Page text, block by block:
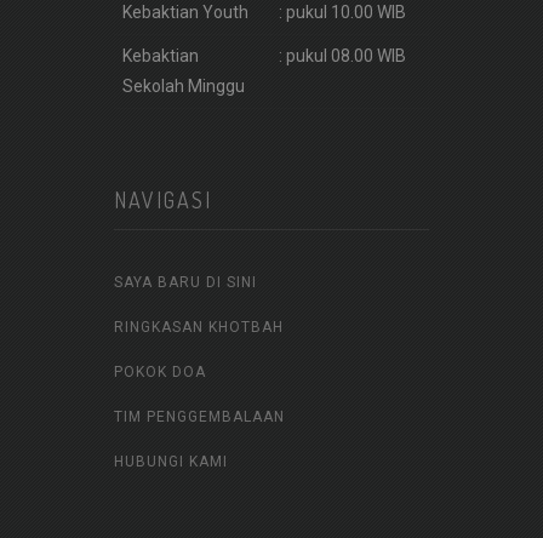
Kebaktian Youth : pukul 10.00 WIB
Kebaktian
Sekolah Minggu
: pukul 08.00 WIB
NAVIGASI
SAYA BARU DI SINI
RINGKASAN KHOTBAH
POKOK DOA
TIM PENGGEMBALAAN
HUBUNGI KAMI